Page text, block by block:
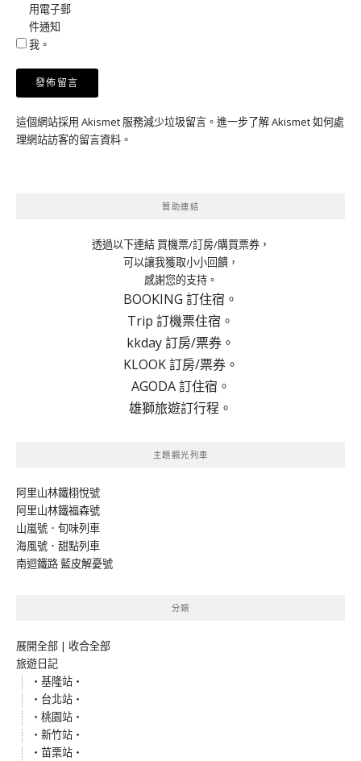
用電子郵
件通知
我。
這個網站採用 Akismet 服務減少垃圾留言。 進一步了解 Akismet 如何處
理網站訪客的留言資料 。
贊助連結
透過以下連結 買機票/訂房/購買票券，
可以讓我獲取小小回饋，
感謝您的支持。
BOOKING 訂住宿。
Trip 訂機票住宿。
kkday 訂房/票券。
KLOOK 訂房/票券。
AGODA 訂住宿。
雄獅旅遊訂行程。
主題觀光列車
阿里山林鐵栩悅號
阿里山林鐵福森號
山嵐號．旬味列車
海風號．甜點列車
南迴鐵路 藍皮解憂號
分類
展開全部 | 收合全部
旅遊日記
‧基隆站‧
‧台北站‧
‧桃園站‧
‧新竹站‧
‧苗栗站‧